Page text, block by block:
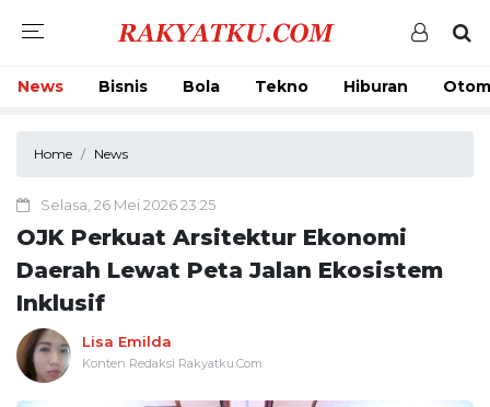
News Bisnis Bola Tekno Hiburan
Home News
Selasa, 26 Mei 2026 23:25
OJK Perkuat Arsitektur Ekonomi
Daerah Lewat Peta Jalan Ekosistem
Inklusif
Lisa Emilda
Konten Redaksi Rakyatku.Com